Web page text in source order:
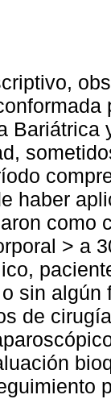
Bariátrica
haber
como
> a
sin
de